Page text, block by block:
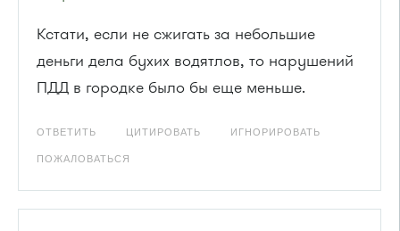
Кстати, если не сжигать за небольшие
деньги дела бухих водятлов, то нарушений
ПДД в городке было бы еще меньше.
ОТВЕТИТЬ ЦИТИРОВАТЬ ИГНОРИРОВАТЬ
ПОЖАЛОВАТЬСЯ